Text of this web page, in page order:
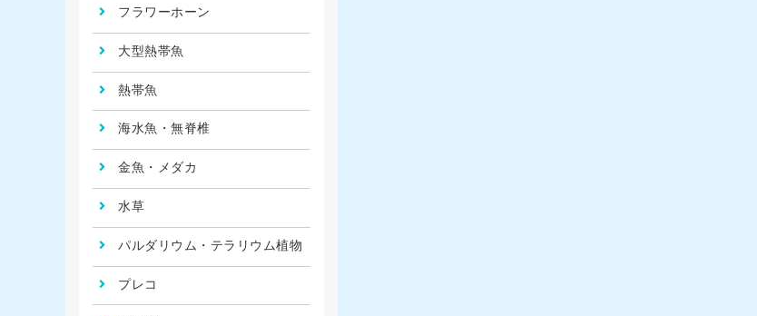
フラワーホーン
大型熱帯魚
熱帯魚
海水魚・無脊椎
金魚・メダカ
水草
パルダリウム・テラリウム植物
プレコ